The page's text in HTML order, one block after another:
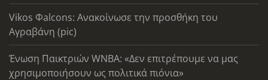
Vikos Φalcons: Ανακοίνωσε την προσθήκη του
Αγραβάνη (pic)
Ένωση Παικτριών WNBA: «Δεν επιτρέπουμε να μας
χρησιμοποιήσουν ως πολιτικά πιόνια»